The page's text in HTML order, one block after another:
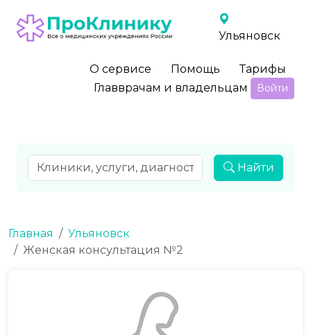
Ульяновск
О сервисе Помощь
Тарифы
Главврачам и владельцам
Войти
Найти
Главная
Ульяновск
Женская консультация №2